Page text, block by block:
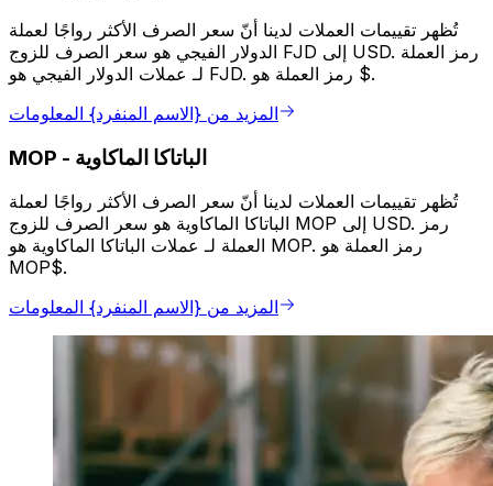
تُظهر تقييمات العملات لدينا أنّ سعر الصرف الأكثر رواجًا لعملة
الدولار الفيجي هو سعر الصرف للزوج FJD إلى USD. رمز العملة
لـ عملات الدولار الفيجي هو FJD. رمز العملة هو $.
المزيد من {الاسم المنفرد} المعلومات
MOP - الباتاكا الماكاوية
تُظهر تقييمات العملات لدينا أنّ سعر الصرف الأكثر رواجًا لعملة
الباتاكا الماكاوية هو سعر الصرف للزوج MOP إلى USD. رمز
العملة لـ عملات الباتاكا الماكاوية هو MOP. رمز العملة هو
MOP$.
المزيد من {الاسم المنفرد} المعلومات